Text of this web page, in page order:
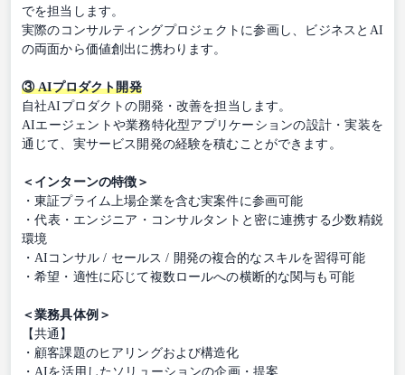
でを担当します。
実際のコンサルティングプロジェクトに参画し、ビジネスとAI
の両面から価値創出に携わります。
③ AIプロダクト開発
自社AIプロダクトの開発・改善を担当します。
AIエージェントや業務特化型アプリケーションの設計・実装を
通じて、実サービス開発の経験を積むことができます。
＜インターンの特徴＞
・東証プライム上場企業を含む実案件に参画可能
・代表・エンジニア・コンサルタントと密に連携する少数精鋭
環境
・AIコンサル / セールス / 開発の複合的なスキルを習得可能
・希望・適性に応じて複数ロールへの横断的な関与も可能
＜業務具体例＞
【共通】
・顧客課題のヒアリングおよび構造化
・AIを活用したソリューションの企画・提案